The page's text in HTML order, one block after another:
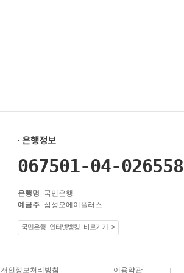
067501-04-026558
은행명 국민은행
예금주 삼성오에이플러스
국민은행 인터넷뱅킹 바로가기 >
개인정보처리방침 이용약관